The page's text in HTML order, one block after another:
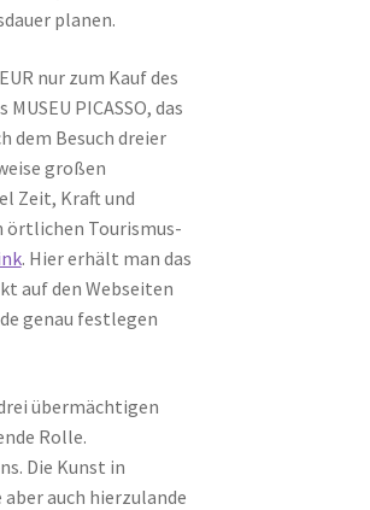
planen.
nur zum Kauf des
PICASSO, das
dem Besuch dreier
großen
Zeit, Kraft und
örtlichen Tourismus-
. Hier erhält man das
auf den Webseiten
genau festlegen
übermächtigen
Rolle.
Die Kunst in
auch hierzulande